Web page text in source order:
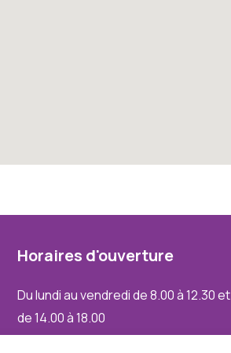
Horaires d'ouverture
Du lundi au vendredi de 8.00 à 12.30 et
de 14.00 à 18.00
Le samedi uniquement sur rendez-